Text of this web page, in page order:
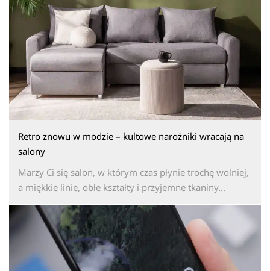
Retro znowu w modzie – kultowe narożniki wracają na
salony
Marzy Ci się salon, w którym czas płynie trochę wolniej,
a miękkie linie, obłe kształty i przyjemne tkaniny...